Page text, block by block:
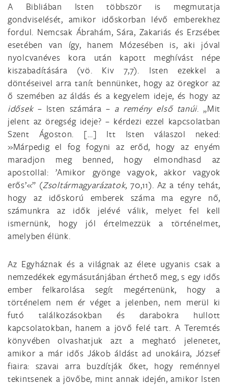
A Bibliában Isten többször is megmutatja
gondviselését, amikor időskorban lévő emberekhez
fordul. Nemcsak Ábrahám, Sára, Zakariás és Erzsébet
esetében van így, hanem Mózesében is, aki jóval
nyolcvanéves kora után kapott meghívást népe
kiszabadítására (vö. Kiv 7,7). Isten ezekkel a
döntéseivel arra tanít bennünket, hogy az öregkor az
ő szemében az áldás és a kegyelem ideje, és hogy az
idősek – Isten számára – a remény első tanúi. „Mit
jelent az öregség ideje? – kérdezi ezzel kapcsolatban
Szent Ágoston. […] Itt Isten válaszol neked:
»Márpedig el fog fogyni az erőd, hogy az enyém
maradjon meg benned, hogy elmondhasd az
apostollal: ’Amikor gyönge vagyok, akkor vagyok
erős’«” (Zsoltármagyarázatok, 70,11). Az a tény tehát,
hogy az időskorú emberek száma ma egyre nő,
számunkra az idők jelévé válik, melyet fel kell
ismernünk, hogy jól értelmezzük a történelmet,
amelyben élünk.
Az Egyháznak és a világnak az élete ugyanis csak a
nemzedékek egymásutánjában érthető meg, s egy idős
ember felkarolása segít megértenünk, hogy a
történelem nem ér véget a jelenben, nem merül ki
futó találkozásokban és darabokra hullott
kapcsolatokban, hanem a jövő felé tart. A Teremtés
könyvében olvashatjuk azt a megható jelenetet,
amikor a már idős Jákob áldást ad unokáira, József
fiaira: szavai arra buzdítják őket, hogy reménnyel
tekintsenek a jövőbe, mint annak idején, amikor Isten